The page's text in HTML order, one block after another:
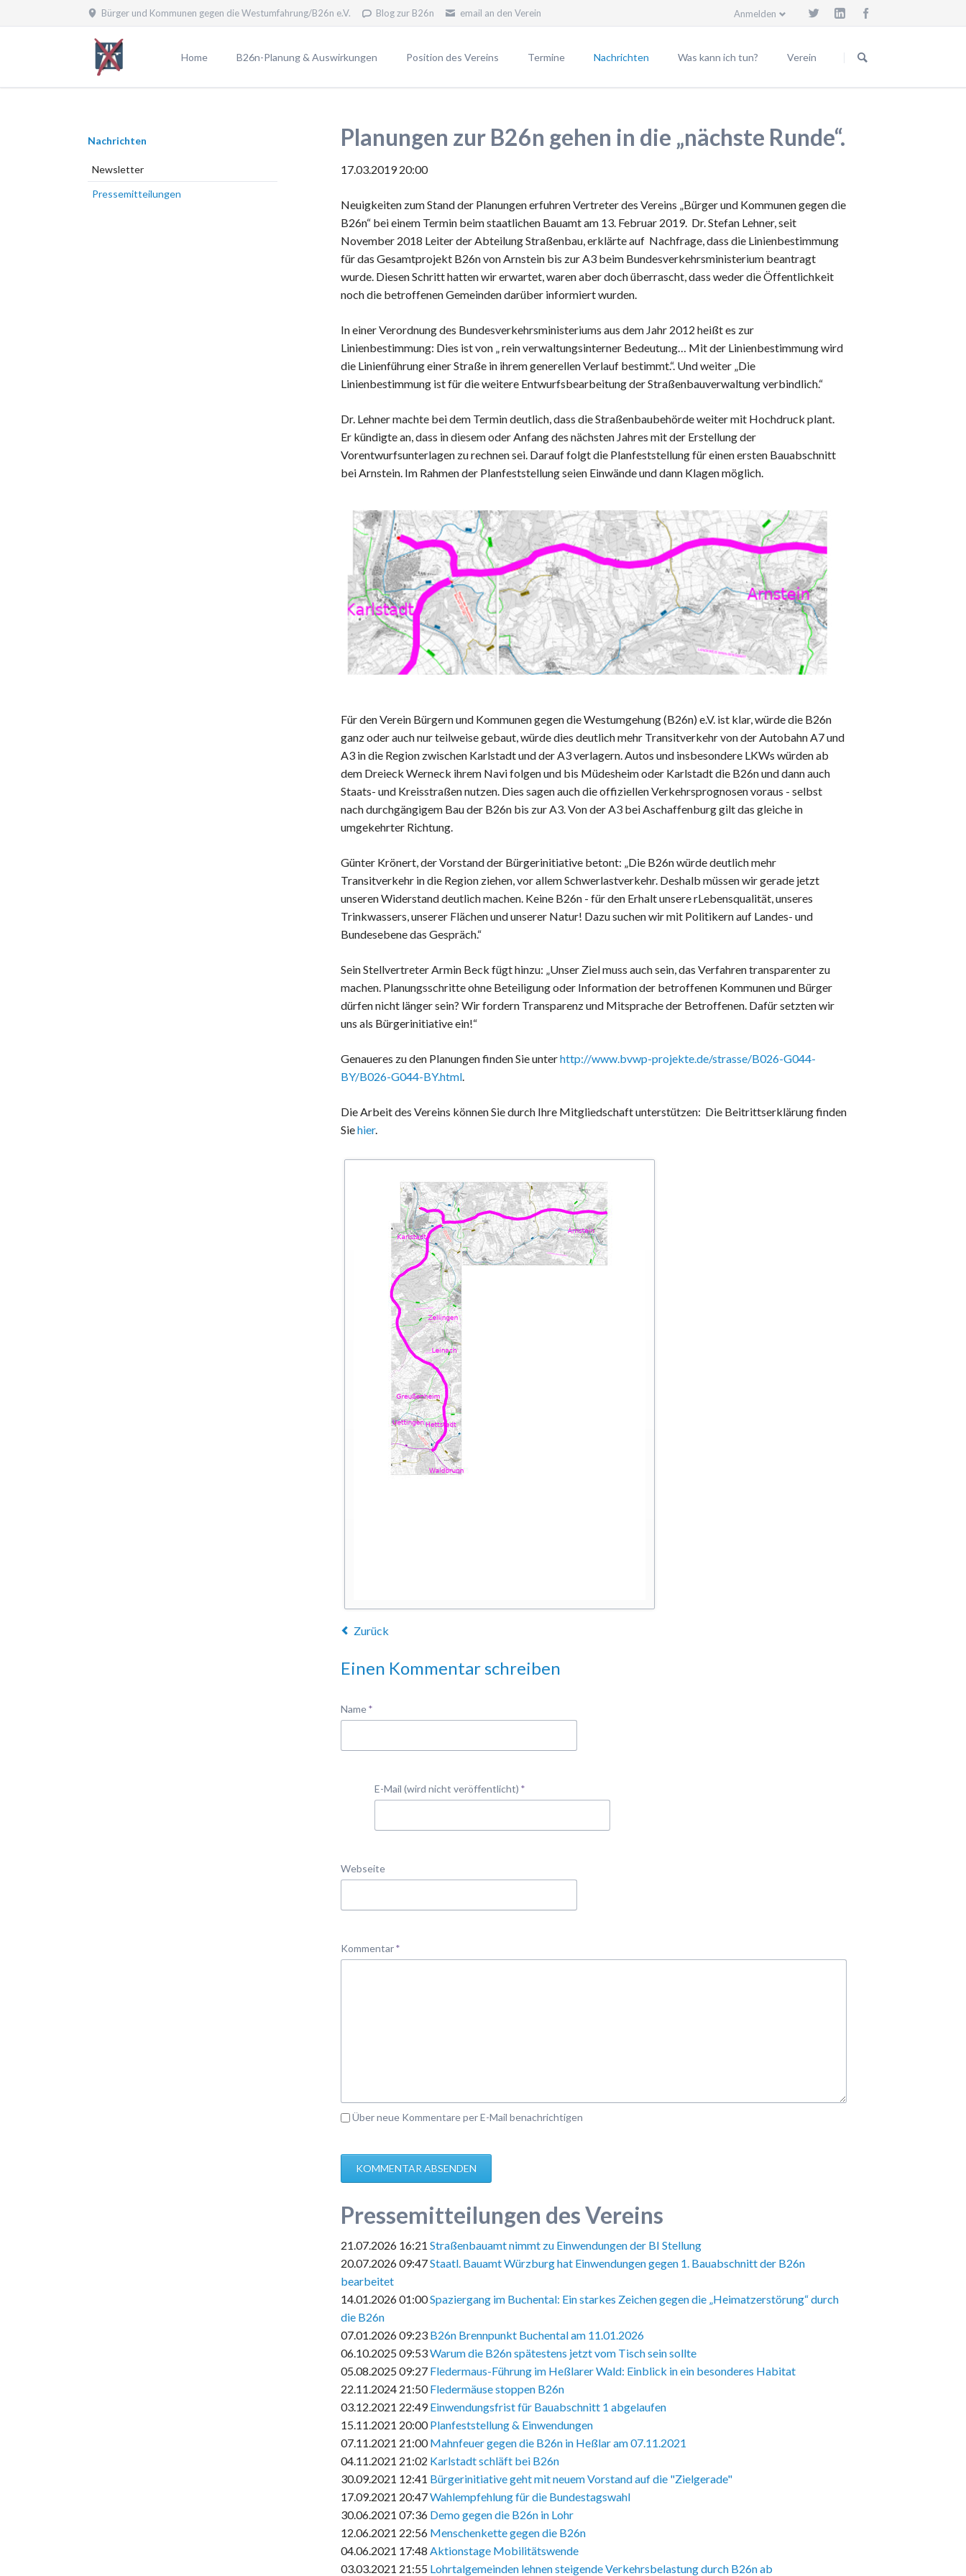
Bürger und Kommunen gegen die Westumfahrung/B26n e.V. Blog zur B26n email an den Verein Anmelden
überspringen
Home B26n-Planung & Auswirkungen
Planungen laut BVWP2030
25 Argumente gegen die B26n
Position des Vereins
Widerstand - warum?
Blog gegen die B26n
Termine Nachrichten Was kann ich tun?
Trassenwanderweg
Verein
Mitgliedsgemeinden
Vereinsgründung
Spende für den Verein
Vereinsmitglied werden
Datenschutz
Haftungsausschluss
Nutzungsbedingungen
Planungen zur B26n gehen in die „nächste Runde“.
17.03.2019 20:00
Neuigkeiten zum Stand der Planungen erfuhren Vertreter des Vereins „Bürger und Kommunen gegen die
B26n“ bei einem Termin beim staatlichen Bauamt am 13. Februar 2019. Dr. Stefan Lehner, seit
November 2018 Leiter der Abteilung Straßenbau, erklärte auf Nachfrage, dass die Linienbestimmung
für das Gesamtprojekt B26n von Arnstein bis zur A3 beim Bundesverkehrsministerium beantragt
wurde. Diesen Schritt hatten wir erwartet, waren aber doch überrascht, dass weder die Öffentlichkeit
noch die betroffenen Gemeinden darüber informiert wurden.
In einer Verordnung des Bundesverkehrsministeriums aus dem Jahr 2012 heißt es zur
Linienbestimmung: Dies ist von „ rein verwaltungsinterner Bedeutung… Mit der Linienbestimmung wird
die Linienführung einer Straße in ihrem generellen Verlauf bestimmt.“. Und weiter „Die
Linienbestimmung ist für die weitere Entwurfsbearbeitung der Straßenbauverwaltung verbindlich.“
Dr. Lehner machte bei dem Termin deutlich, dass die Straßenbaubehörde weiter mit Hochdruck plant.
Er kündigte an, dass in diesem oder Anfang des nächsten Jahres mit der Erstellung der
Vorentwurfsunterlagen zu rechnen sei. Darauf folgt die Planfeststellung für einen ersten Bauabschnitt
bei Arnstein. Im Rahmen der Planfeststellung seien Einwände und dann Klagen möglich.
Für den Verein Bürgern und Kommunen gegen die Westumgehung (B26n) e.V. ist klar, würde die B26n
ganz oder auch nur teilweise gebaut, würde dies deutlich mehr Transitverkehr von der Autobahn A7 und
A3 in die Region zwischen Karlstadt und der A3 verlagern. Autos und insbesondere LKWs würden ab
dem Dreieck Werneck ihrem Navi folgen und bis Müdesheim oder Karlstadt die B26n und dann auch
Staats- und Kreisstraßen nutzen. Dies sagen auch die offiziellen Verkehrsprognosen voraus - selbst
nach durchgängigem Bau der B26n bis zur A3. Von der A3 bei Aschaffenburg gilt das gleiche in
umgekehrter Richtung.
Günter Krönert, der Vorstand der Bürgerinitiative betont: „Die B26n würde deutlich mehr
Transitverkehr in die Region ziehen, vor allem Schwerlastverkehr. Deshalb müssen wir gerade jetzt
unseren Widerstand deutlich machen. Keine B26n - für den Erhalt unsere rLebensqualität, unseres
Trinkwassers, unserer Flächen und unserer Natur! Dazu suchen wir mit Politikern auf Landes- und
Bundesebene das Gespräch.“
Sein Stellvertreter Armin Beck fügt hinzu: „Unser Ziel muss auch sein, das Verfahren transparenter zu
machen. Planungsschritte ohne Beteiligung oder Information der betroffenen Kommunen und Bürger
dürfen nicht länger sein? Wir fordern Transparenz und Mitsprache der Betroffenen. Dafür setzten wir
uns als Bürgerinitiative ein!“
Genaueres zu den Planungen finden Sie unterhttp://www.bvwp-projekte.de/strasse/B026-G044-
BY/B026-G044-BY.html.
Die Arbeit des Vereins können Sie durch Ihre Mitgliedschaft unterstützen: Die Beitrittserklärung finden
Siehier.
Zurück
Einen Kommentar schreiben
Pflichtfeld
Name*
Pflichtfeld
E-Mail (wird nicht veröffentlicht) *
Webseite
Pflichtfeld
Kommentar*
Über neue Kommentare per E-Mail benachrichtigen
KOMMENTAR ABSENDEN
Pressemitteilungen des Vereins
21.07.2026 16:21 Straßenbauamt nimmt zu Einwendungen der BI Stellung
20.07.2026 09:47Staatl. Bauamt Würzburg hat Einwendungen gegen 1. Bauabschnitt der B26n
bearbeitet
14.01.2026 01:00Spaziergang im Buchental: Ein starkes Zeichen gegen die „Heimatzerstörung“ durch
die B26n
07.01.2026 09:23 B26n Brennpunkt Buchental am 11.01.2026
06.10.2025 09:53Warum die B26n spätestens jetzt vom Tisch sein sollte
05.08.2025 09:27 Fledermaus-Führung im Heßlarer Wald: Einblick in ein besonderes Habitat
22.11.2024 21:50 Fledermäuse stoppen B26n
03.12.2021 22:49 Einwendungsfrist für Bauabschnitt 1 abgelaufen
15.11.2021 20:00 Planfeststellung & Einwendungen
07.11.2021 21:00 Mahnfeuer gegen die B26n in Heßlar am 07.11.2021
04.11.2021 21:02 Karlstadt schläft bei B26n
30.09.2021 12:41 Bürgerinitiative geht mit neuem Vorstand auf die "Zielgerade"
17.09.2021 20:47Wahlempfehlung für die Bundestagswahl
30.06.2021 07:36 Demo gegen die B26n in Lohr
12.06.2021 22:56 Menschenkette gegen die B26n
04.06.2021 17:48 Aktionstage Mobilitätswende
03.03.2021 21:55 Lohrtalgemeinden lehnen steigende Verkehrsbelastung durch B26n ab
Navigation
Nachrichten
Newsletter
Pressemitteilungen